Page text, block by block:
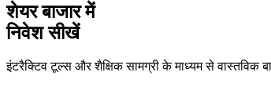
शेयर बाजार में
निवेश सीखें
इंटरैक्टिव टूल्स और शैक्षिक सामग्री के माध्यम से वास्तविक